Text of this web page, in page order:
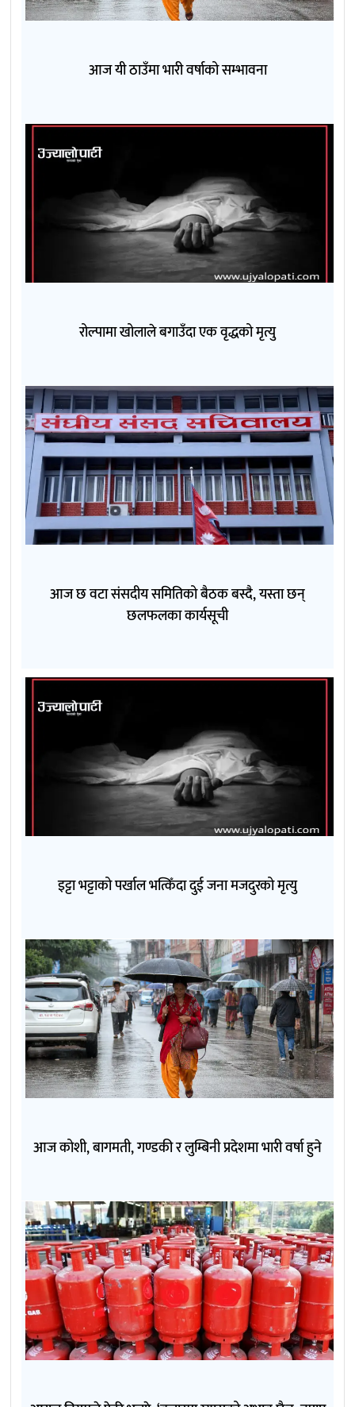
आज यी ठाउँमा भारी वर्षाको सम्भावना
रोल्पामा खोलाले बगाउँदा एक वृद्धको मृत्यु
आज छ वटा संसदीय समितिको बैठक बस्दै, यस्ता छन्
छलफलका कार्यसूची
इट्टा भट्टाको पर्खाल भत्किँदा दुई जना मजदुरको मृत्यु
आज कोशी, बागमती, गण्डकी र लुम्बिनी प्रदेशमा भारी वर्षा हुने